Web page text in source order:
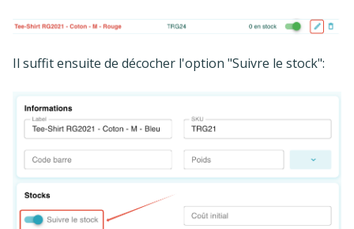
Il suffit ensuite de décocher l'option "Suivre le stock":